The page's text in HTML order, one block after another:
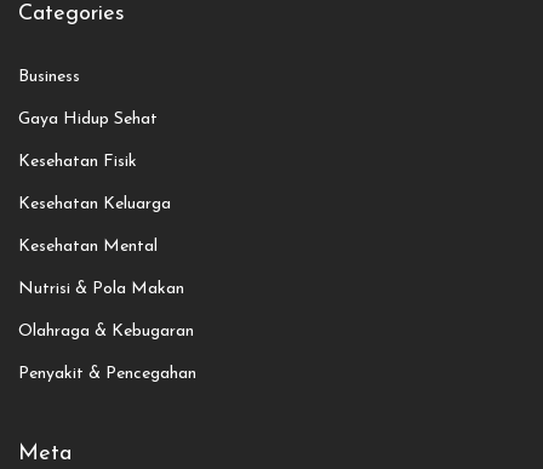
Categories
Business
Gaya Hidup Sehat
Kesehatan Fisik
Kesehatan Keluarga
Kesehatan Mental
Nutrisi & Pola Makan
Olahraga & Kebugaran
Penyakit & Pencegahan
Meta